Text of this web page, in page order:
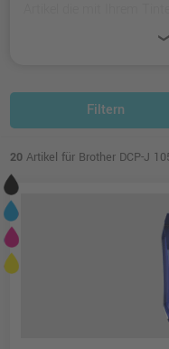
Filtern
20 Artikel für Brother DCP-J